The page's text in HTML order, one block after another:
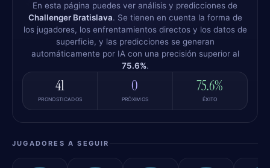
En esta página puedes ver análisis y predicciones de
Challenger Bratislava. Se tienen en cuenta la forma de
los jugadores, los enfrentamientos directos y los datos de
superficie, y las predicciones se generan
automáticamente por IA con una precisión superior al
75.6%.
41
PRONOSTICADOS
0
PRÓXIMOS
75.6%
ÉXITO
JUGADORES A SEGUIR